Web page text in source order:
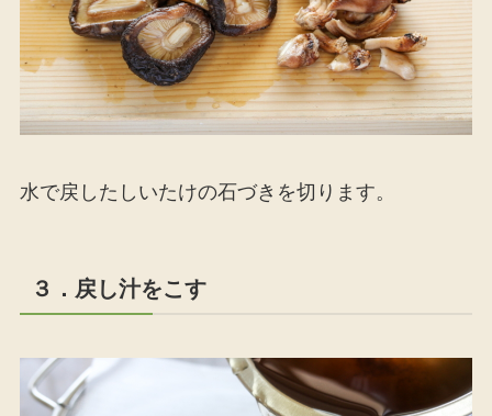
水で戻したしいたけの石づきを切ります。
３．戻し汁をこす